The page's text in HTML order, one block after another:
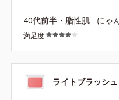
やすさはありますが、全
た。 ケースのフタが不透
から色の見分けがつきに
40代前半・脂性肌 にゃ
満足度
ライトブラッシ